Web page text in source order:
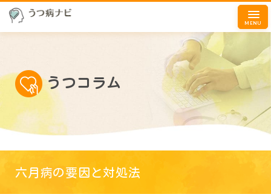
MENU
うつコラム
六月病の要因と対処法